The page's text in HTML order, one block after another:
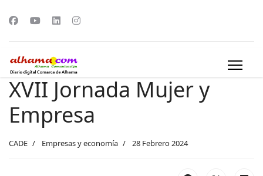
XVII Jornada Mujer y
Empresa
CADE Empresas y economía 28 Febrero 2024